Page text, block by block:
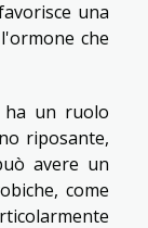
una
che
ha un ruolo
riposante,
avere un
come